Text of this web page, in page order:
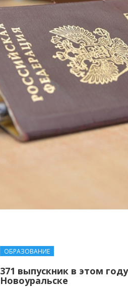
ОБРАЗОВАНИЕ
371 выпускник в этом
Новоуральске